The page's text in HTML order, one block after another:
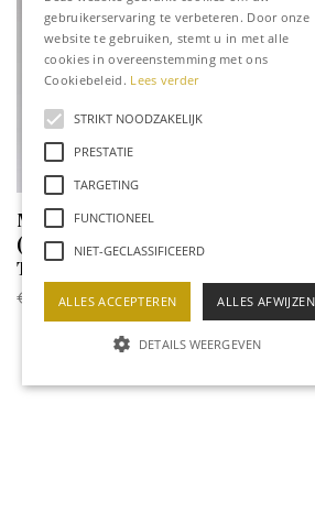
Makkum Trompetvaas
(Koninklijke
Tichelaar Makkum)
€ 129,95
gebruikerservaring te verbeteren. Door onze
website te gebruiken, stemt u in met alle
cookies in overeenstemming met ons
Cookiebeleid. Lees verder
STRIKT NOODZAKELIJK
PRESTATIE
TARGETING
FUNCTIONEEL
NIET-GECLASSIFICEERD
ALLES ACCEPTEREN ALLES AFWIJZEN
DETAILS WEERGEVEN